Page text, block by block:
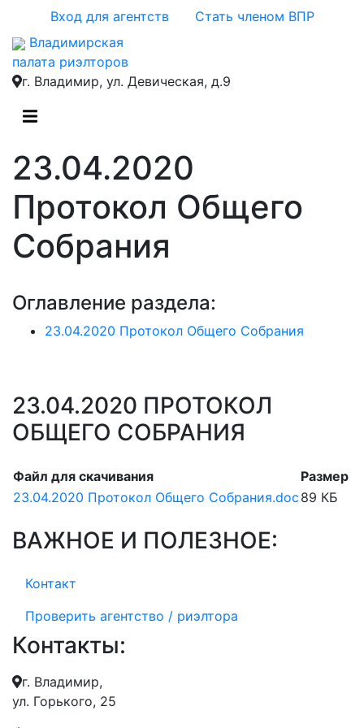
Вход для агентств
Стать членом ВПР
Владимирская
палата риэлторов
г. Владимир, ул. Девическая, д.9
23.04.2020
Протокол Общего
Собрания
Оглавление раздела:
23.04.2020 Протокол Общего Собрания
23.04.2020 ПРОТОКОЛ
ОБЩЕГО СОБРАНИЯ
Файл для скачивания
Размер
23.04.2020 Протокол Общего Собрания.doc 89 КБ
ВАЖНОЕ И ПОЛЕЗНОЕ:
Контакт
Проверить агентство / риэлтора
Контакты:
г. Владимир,
ул. Горького, 25